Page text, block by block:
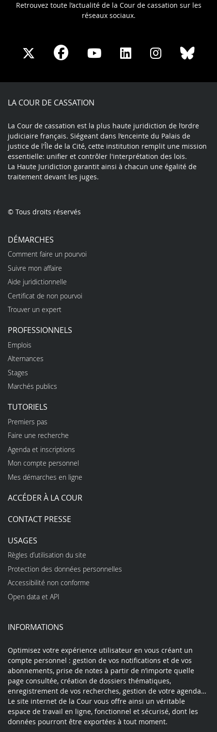
Retrouvez toute l’actualité de la Cour de cassation sur les
réseaux sociaux.
Share
X
Share
Facebook
Share
Youtube
Share
LinkedIn
Share
Instagram
LA COUR DE CASSATION
La Cour de cassation est la plus haute juridiction de l’ordre
judiciaire français. Siégeant dans l’enceinte du Palais de
justice de l'Île de la Cité, cette institution remplit une mission
essentielle: unifier et contrôler l'interprétation des lois.
La Haute Juridiction garantit ainsi à chacun une égalité de
traitement devant les juges.
© Tous droits réservés
DÉMARCHES
Comment faire un pourvoi
Suivre mon affaire
Aide juridictionnelle
Certificat de non pourvoi
Trouver un expert
PROFESSIONNELS
Emplois
Alternances
Stages
Marchés publics
TUTORIELS
Premiers pas
Faire une recherche
Agenda et inscriptions
Mon compte personnel
Mes démarches en ligne
ACCÉDER À LA COUR
CONTACT PRESSE
USAGES
Règles d’utilisation du site
Protection des données personnelles
Accessibilité non conforme
Open data et API
INFORMATIONS
Optimisez votre expérience utilisateur en vous créant un
compte personnel : gestion de vos notifications et de vos
abonnements, prise de notes à partir de n’importe quelle
page consultée, création de dossiers thématiques,
enregistrement de vos recherches, gestion de votre agenda…
Le site internet de la Cour vous offre ainsi un véritable
espace de travail en ligne, fonctionnel et sécurisé, dont les
données pourront être exportées à tout moment.